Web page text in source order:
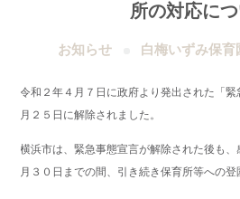
所の対応に
お知らせ 白梅いずみ保育
令和２年４月７日に政府より発出された「
月２５日に解除されました。
横浜市は、緊急事態宣言が解除された後も
月３０日までの間、引き続き保育所等への登